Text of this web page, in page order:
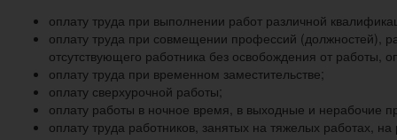
оплату труда при выполнении работ различной
оплату труда при совмещении профессий (должностей),
отсутствующего работника без освобождения от работы,
оплату труда при временном заместительстве;
оплату сверхурочной работы;
оплату работы в ночное время, в выходные и нерабочие
оплату труда работников, занятых на тяжелых работах,